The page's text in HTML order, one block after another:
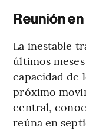
Reunión
La inestable
últimos
capacidad de
próximo
central,
reúna en